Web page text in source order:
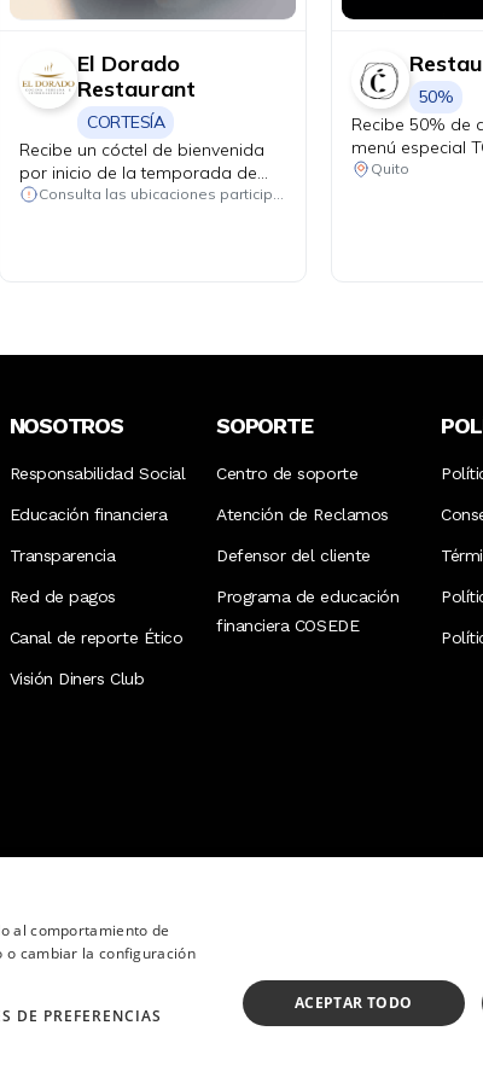
El Dorado
Restaurant
CORTESÍA
Recibe un cóctel de bienvenida
por inicio de la temporada de
langosta roja de las Galápagos.Consulta las ubicaciones participantes
50%
Recibe 50% de
menú especial
JUEVES con tu
Quito
NOSOTROS
Responsabilidad Social
Educación financiera
Transparencia
Red de pagos
Canal de reporte Ético
Visión Diners Club
SOPORTE
Centro de soporte
Atención de Reclamos
Defensor del cliente
Programa de educación
financiera COSEDE
¿Necesitas
al comportamiento de
o cambiar la configuración
DE PREFERENCIAS
ACEPTAR TODO